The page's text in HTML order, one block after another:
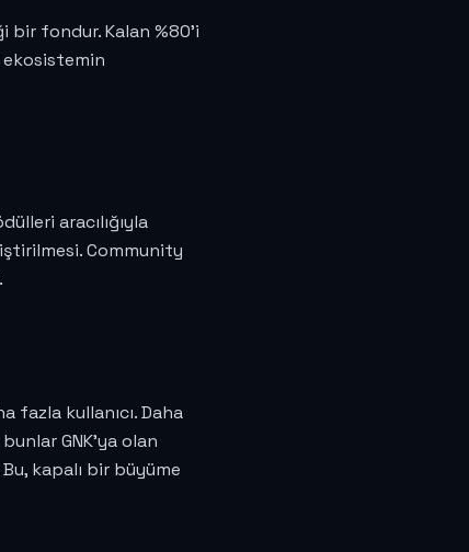
bir fondur. Kalan %80'i
aracılığıyla
Community
fazla kullanıcı. Daha
GNK'ya olan
kapalı bir büyüme